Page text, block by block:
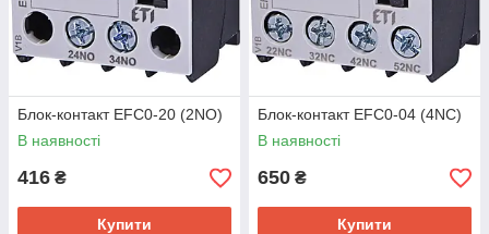
Блок-контакт EFC0-20 (2NO)
В наявності
416 ₴
Купити
Блок-контакт EFC0-04 (4NC)
В наявності
650 ₴
Купити